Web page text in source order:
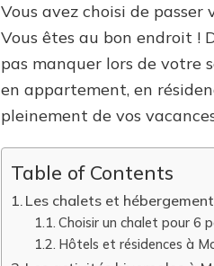
Vous avez choisi de passer
Vous êtes au bon endroit !
pas manquer lors de votre
en appartement, en
pleinement de vos
Table of Contents
Les chalets et
Choisir un chalet pour 6
Hôtels et résidences à